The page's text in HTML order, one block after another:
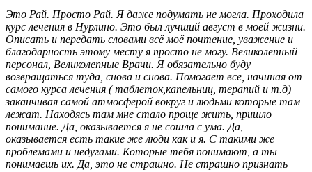
Это Рай. Просто Рай. Я даже подумать не могла. Проходила
курс лечения в Нурлино. Это был лучший август в моей жизни.
Описать и передать словами всё моё почтение, уважение и
благодарность этому месту я просто не могу. Великолепный
персонал, Великолепные Врачи. Я обязательно буду
возвращаться туда, снова и снова. Помогает все, начиная от
самого курса лечения ( таблеток,капельниц, терапий и т.д)
заканчивая самой атмосферой вокруг и людьми которые там
лежат. Находясь там мне стало проще жить, пришло
понимание. Да, оказывается я не сошла с ума. Да,
оказывается есть такие же люди как и я. С такими же
проблемами и недугами. Которые тебя понимают, а ты
понимаешь их. Да, это не страшно. Не страшно признать